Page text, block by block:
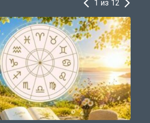
1 из 12